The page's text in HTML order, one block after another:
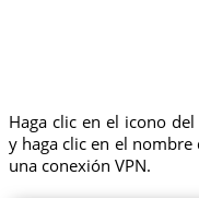
Haga clic en el icono
y haga clic en el nombre
una conexión VPN.